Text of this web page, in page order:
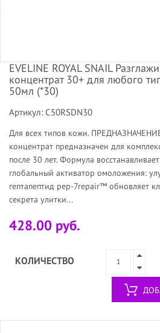
EVELINE ROYAL SNAIL
концентрат 30+ для любого
50мл (*30)
Артикул: C50RSDN30
Для всех типов кожи.
концентрат предназначен для
после 30 лет. Формула
глобальный активатор омоложения:
гептапептид pep-7repair™ обновляет
секрета улитки...
428.00 руб.
КОЛИЧЕСТВО